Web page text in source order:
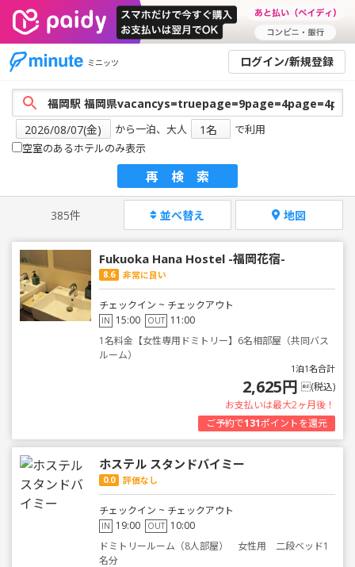
ミニッツ ログイン/新規登録
から一泊、大人
で利用
空室のあるホテルのみ表示
再検索
385件 並べ替え 地図
Fukuoka Hana Hostel -福岡花宿-
8.6 非常に良い
チェックイン ~ チェックアウト
IN 15:00 OUT 11:00
1名料金【女性専用ドミトリー】6名相部屋（共同バス
ルーム）
1泊1名合計
2,625円 (税込)
お支払いは最大2ヶ月後！
ご予約で131ポイントを還元
ホステル スタンドバイミー
0.0 評価なし
チェックイン ~ チェックアウト
IN 19:00 OUT 10:00
ドミトリールーム（8人部屋） 女性用 二段ベッド1
名分